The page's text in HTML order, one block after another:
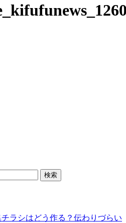
ラシはどう作る？伝わりづらい